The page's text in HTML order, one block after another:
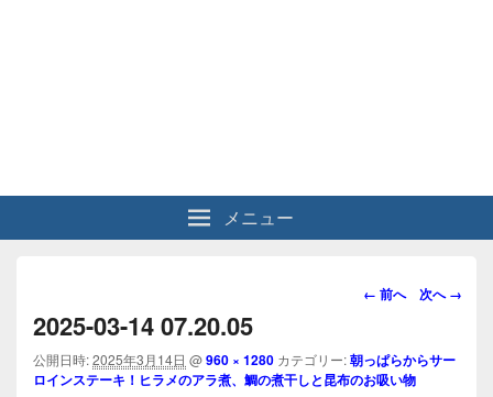
メニュー
画
ビ
ゲ
← 前へ 次へ →
2025-03-14 07.20.05
公開日時:2025年3月14日 @960 × 1280 カテゴリー:朝っぱらからサー
ロインステーキ！ヒラメのアラ煮、鯛の煮干しと昆布のお吸い物